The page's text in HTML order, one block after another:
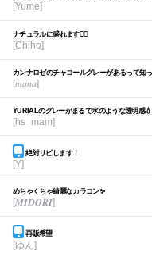
[Yume]
ナチュラルに盛れます🙆‍♀️
[Chiho]
カンナロゼのチャコールグレーがあるって知
[𝑚𝑎𝑛𝑎]
YURIALのグレーがまるで水のような透明感💧
[hs_mam]
絶対リピします！
[Y]
めちゃくちゃ綺麗なカラコン✨
[𝑴𝑰𝑫𝑶𝑹𝑰]
再販希望
[ゆん]